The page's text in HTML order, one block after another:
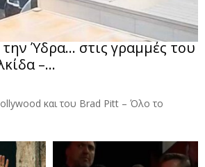
Ύδρα… στις γραμμές του
–...
και του Brad Pitt – Όλο το